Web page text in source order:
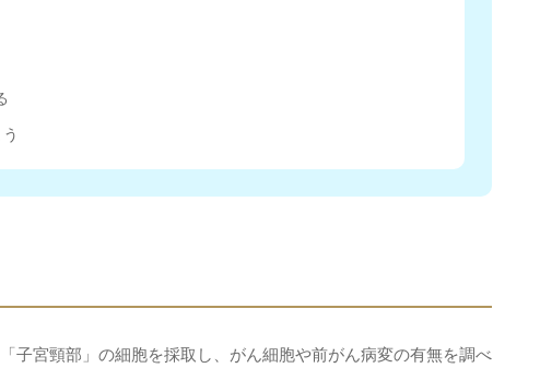
子宮頸部」の細胞を採取し、がん細胞や前がん病変の有無を調べ